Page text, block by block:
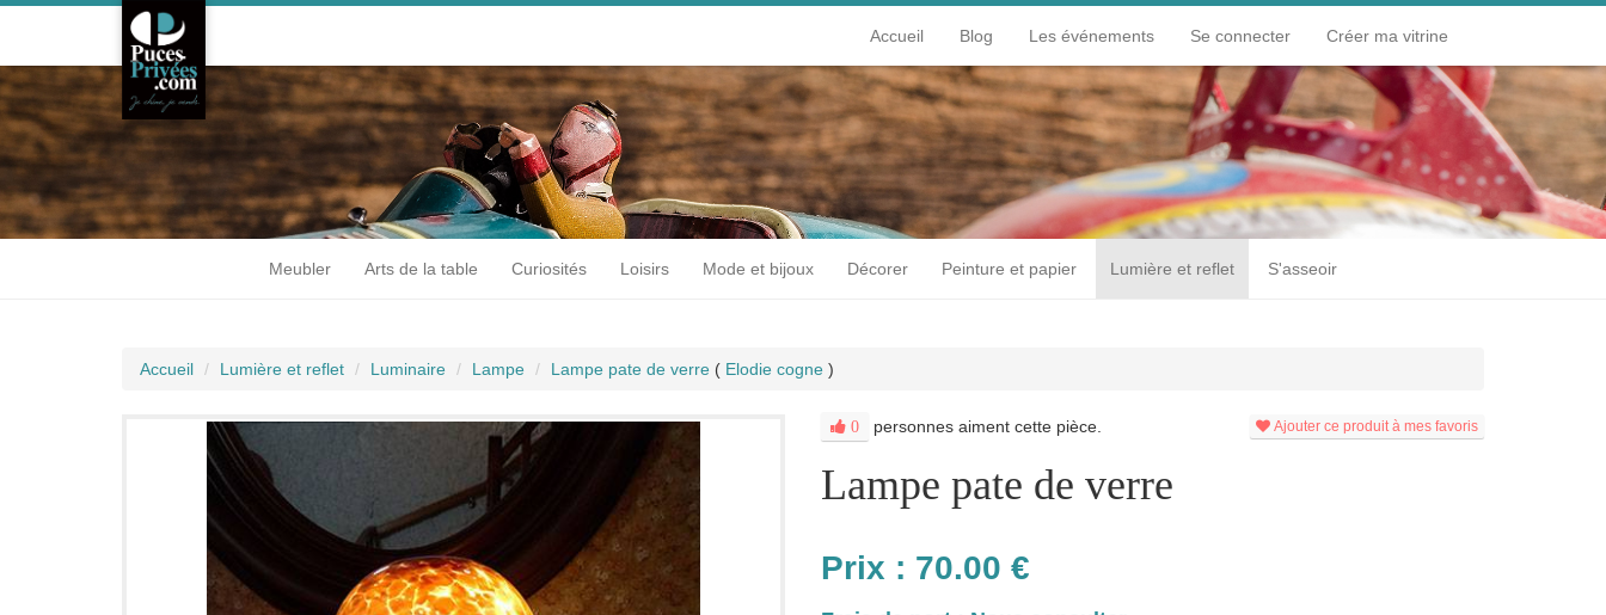
Accueil Blog Les événements Se connecter Créer ma vitrine
Meubler Arts de la table Curiosités Loisirs Mode et bijoux Décorer Peinture et papier Lumière et reflet S'asseoir
Accueil Lumière et reflet Luminaire Lampe Lampe pate de verre ( Elodie cogne )
Ajouter ce produit à mes favoris
0 personnes aiment cette pièce.
Lampe pate de verre
Prix : 70.00 €